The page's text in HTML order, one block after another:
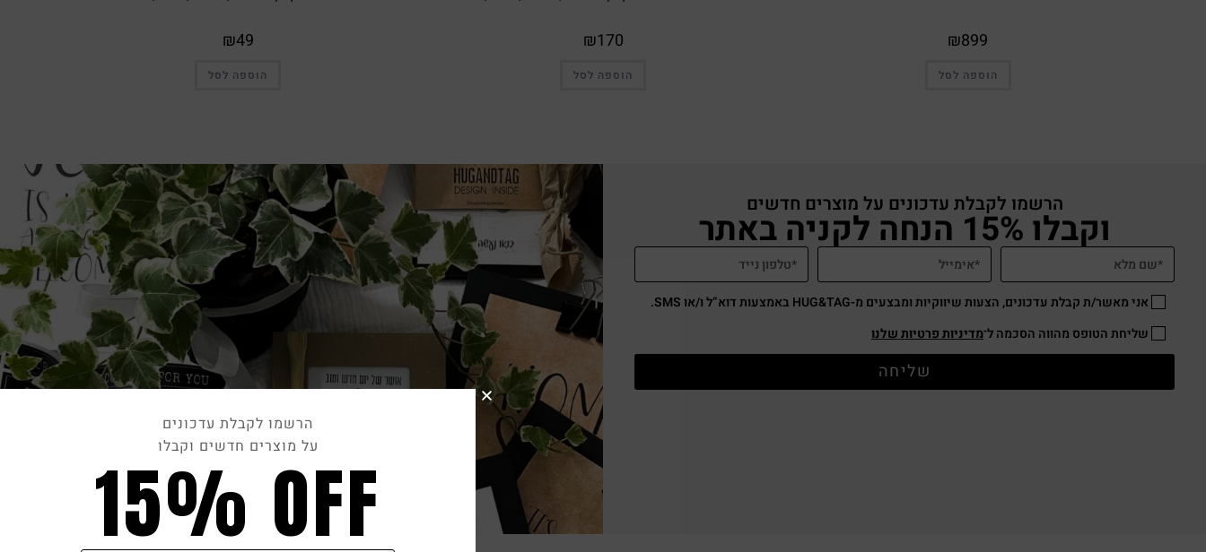
₪899
הוספה לסל
₪170
הוספה לסל
₪49
הוספה לסל
הרשמו לקבלת עדכונים על מוצרים חדשים
וקבלו 15% הנחה לקניה באתר
אני מאשר/ת קבלת עדכונים, הצעות שיווקיות ומבצעים מ-HUG&TAG באמצעות דוא”ל ו/או SMS.
שליחת הטופס מהווה הסכמה ל־מדיניות פרטיות שלנו
שליחה
הרשמו לקבלת עדכונים
על מוצרים חדשים וקבלו
15% OFF